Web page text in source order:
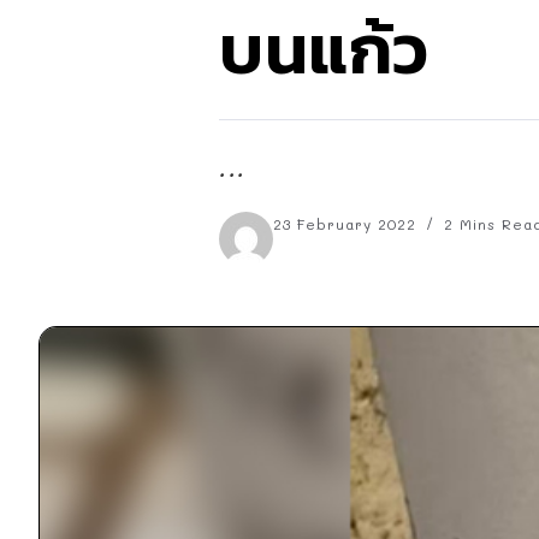
บนแก้ว
...
23 February 2022 2 Mins